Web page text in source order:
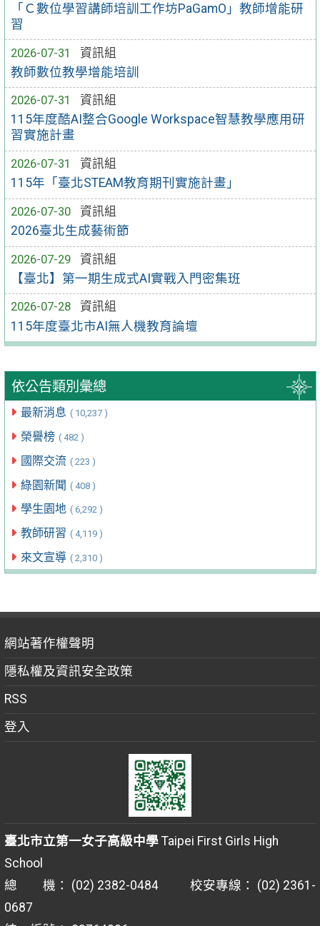
「Ｃ數位學習講師培訓工作坊PaGamO」教師增能研
習
2026-07-31
資訊組
教師數位教學增能培訓
2026-07-31
資訊組
115年度酷AI整合Google Workspace智慧教學應用研
習實施計畫
2026-07-31
資訊組
115年「臺北STEAM教育期刊實施計畫」
2026-07-30
資訊組
2026臺北生成藝術節
2026-07-29
資訊組
【臺北】第一期生成式AI實戰入門密集班
2026-07-28
資訊組
115年度臺北市AI無人機教育論壇
依公告類別彙總
最新消息 ( 10,237 )
榮譽榜 ( 482 )
國際交流 ( 223 )
綠園新聞 ( 408 )
學生園地 ( 6,292 )
教師研習 ( 4,119 )
來文宣導 ( 2,310 )
網站著作權聲明
隱私權及資訊安全政策
RSS
登入
臺北市立第一女子高級中學Taipei First Girls High
School
總 機： (02) 2382-0484 校安專線： (02) 2361-
0687